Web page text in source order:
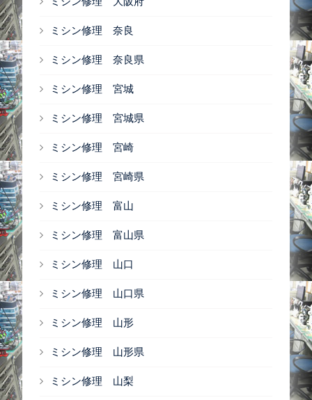
ミシン修理 奈良
ミシン修理 奈良県
ミシン修理 宮城
ミシン修理 宮城県
ミシン修理 宮崎
ミシン修理 宮崎県
ミシン修理 富山
ミシン修理 富山県
ミシン修理 山口
ミシン修理 山口県
ミシン修理 山形
ミシン修理 山形県
ミシン修理 山梨